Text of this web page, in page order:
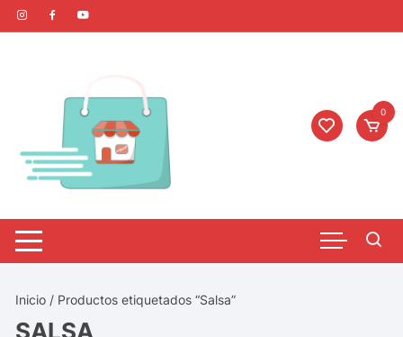
0
Inicio / Productos etiquetados “Salsa”
SALSA